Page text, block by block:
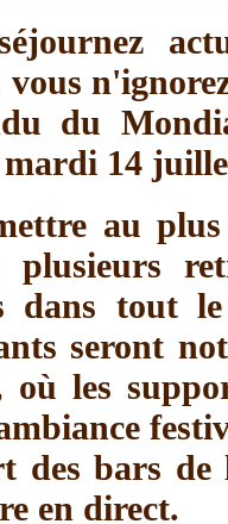
vous
du
14
au
plusieurs
dans tout
seront
où les
des bars de
en direct.